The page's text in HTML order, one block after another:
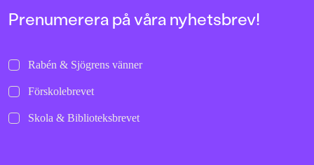
Prenumerera på våra nyhetsbrev!
Rabén & Sjögrens vänner
Förskolebrevet
Skola & Biblioteksbrevet